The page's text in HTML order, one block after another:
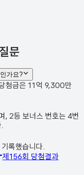
문
가요?
첨금은 11억 9,300만
2등 보너스 번호는 4번
록했습니다.
제 156회 당첨결과